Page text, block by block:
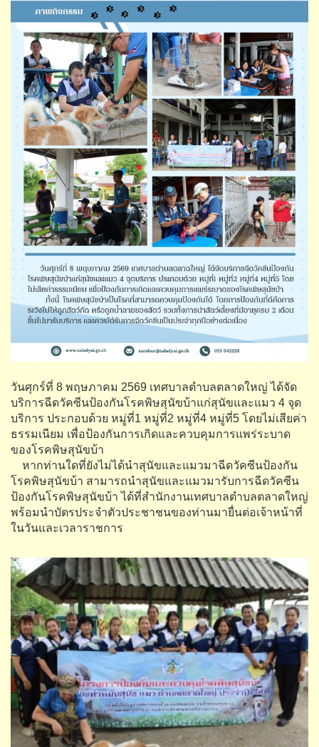
วันศุกร์ที่ 8 พฤษภาคม 2569 เทศบาลตำบลตลาดใหญ่ ได้จัด
บริการฉีดวัคซีนป้องกันโรคพิษสุนัขบ้าแก่สุนัขและแมว 4 จุด
บริการ ประกอบด้วย หมู่ที่1 หมู่ที่2 หมู่ที่4 หมู่ที่5 โดยไม่เสียค่า
ธรรมเนียม เพื่อป้องกันการเกิดและควบคุมการแพร่ระบาด
ของโรคพิษสุนัขบ้า
หากท่านใดที่ยังไม่ได้นำสุนัขและแมวมาฉีดวัคซีนป้องกัน
โรคพิษสุนัขบ้า สามารถนำสุนัขและแมวมารับการฉีดวัคซีน
ป้องกันโรคพิษสุนัขบ้า ได้ที่สำนักงานเทศบาลตำบลตลาดใหญ่
พร้อมนำบัตรประจำตัวประชาชนของท่านมายื่นต่อเจ้าหน้าที่
ในวันและเวลาราชการ